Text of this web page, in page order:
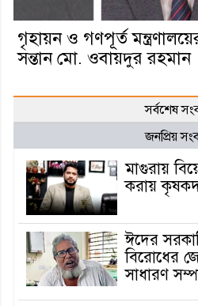
গৃহায়ন ও গণপূর্ত
সন্তান মো. ওবায়দুর রহমান
সর্বশেষ
জনপ্রিয়
মাগুরায়
করায়
ঈদের
বিরোধের
সাধারণ